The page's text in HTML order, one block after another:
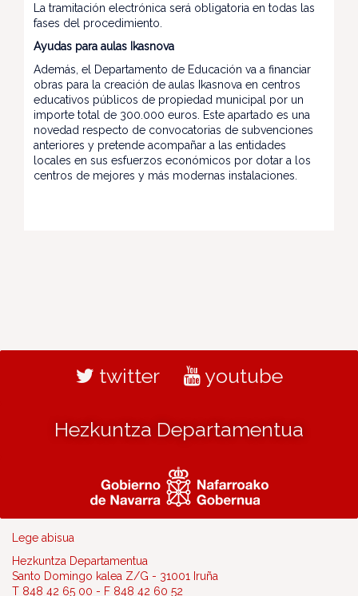
La tramitación electrónica será obligatoria en todas las
fases del procedimiento.
Ayudas para aulas Ikasnova
Además, el Departamento de Educación va a financiar
obras para la creación de aulas Ikasnova en centros
educativos públicos de propiedad municipal por un
importe total de 300.000 euros. Este apartado es una
novedad respecto de convocatorias de subvenciones
anteriores y pretende acompañar a las entidades
locales en sus esfuerzos económicos por dotar a los
centros de mejores y más modernas instalaciones.
twitter youtube
Hezkuntza Departamentua
Lege abisua
Hezkuntza Departamentua
Santo Domingo kalea Z/G - 31001 Iruña
T 848 42 65 00 - F 848 42 60 52